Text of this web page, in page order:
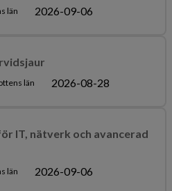
län 2026-09-06
län 2026-08-28
IT, nätverk och avancerad
län 2026-09-06